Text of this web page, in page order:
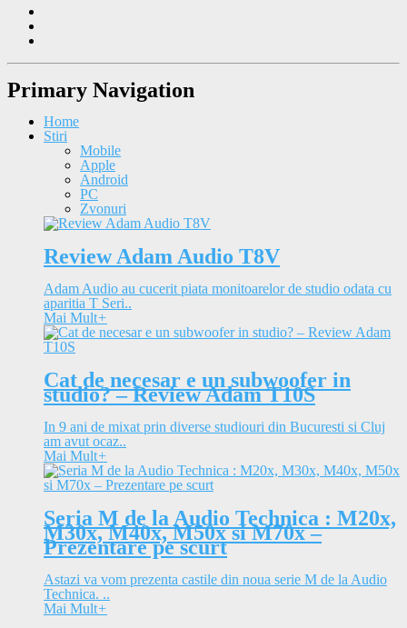
Primary Navigation
Home
Stiri
Mobile
Apple
Android
PC
Zvonuri
Review Adam Audio T8V
Adam Audio au cucerit piata monitoarelor de studio odata cu
aparitia T Seri..
Mai Mult+
Cat de necesar e un subwoofer in
studio? – Review Adam T10S
In 9 ani de mixat prin diverse studiouri din Bucuresti si Cluj
am avut ocaz..
Mai Mult+
Seria M de la Audio Technica : M20x,
M30x, M40x, M50x si M70x –
Prezentare pe scurt
Astazi va vom prezenta castile din noua serie M de la Audio
Technica. ..
Mai Mult+